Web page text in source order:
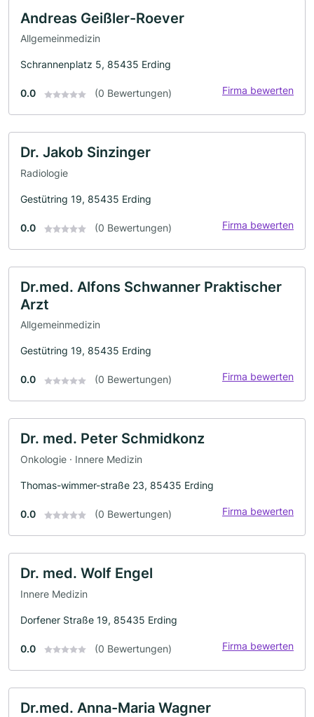
Andreas Geißler-Roever
Allgemeinmedizin
Schrannenplatz 5, 85435 Erding
0.0 (0 Bewertungen) Firma bewerten
Dr. Jakob Sinzinger
Radiologie
Gestütring 19, 85435 Erding
0.0 (0 Bewertungen) Firma bewerten
Dr.med. Alfons Schwanner Praktischer
Arzt
Allgemeinmedizin
Gestütring 19, 85435 Erding
0.0 (0 Bewertungen) Firma bewerten
Dr. med. Peter Schmidkonz
Onkologie · Innere Medizin
Thomas-wimmer-straße 23, 85435 Erding
0.0 (0 Bewertungen) Firma bewerten
Dr. med. Wolf Engel
Innere Medizin
Dorfener Straße 19, 85435 Erding
0.0 (0 Bewertungen) Firma bewerten
Dr.med. Anna-Maria Wagner